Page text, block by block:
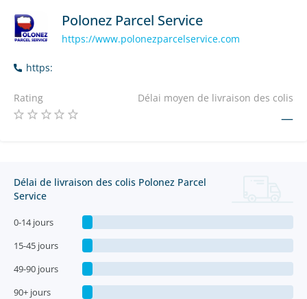
Polonez Parcel Service
https://www.polonezparcelservice.com
https:
Rating Délai moyen de livraison des colis
—
Délai de livraison des colis Polonez Parcel
Service
0-14 jours
15-45 jours
49-90 jours
90+ jours